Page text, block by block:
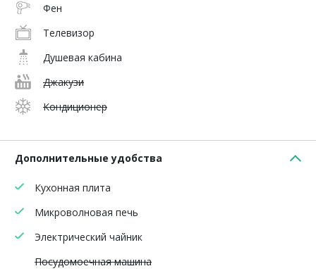
Фен
Телевизор
Душевая кабина
Джакузи
Кондиционер
Дополнительные удобства
Кухонная плита
Микроволновая печь
Электрический чайник
Посудомоечная машина